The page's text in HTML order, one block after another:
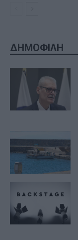
ΔΗΜΟΦΙΛΗ